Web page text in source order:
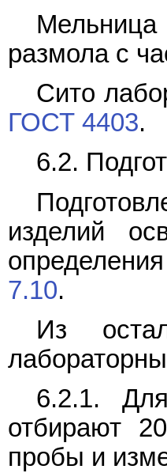
Мельница
размола с
Сито
ГОСТ 4403.
6.2.
изделий
7.10.
Из
6.2.1.
отбирают
пробы и